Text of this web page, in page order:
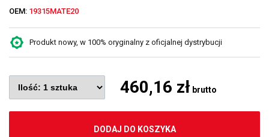
OEM: 19315MATE20
Produkt nowy, w 100% oryginalny z oficjalnej dystrybucji
460,16 zł brutto
DODAJ DO KOSZYKA